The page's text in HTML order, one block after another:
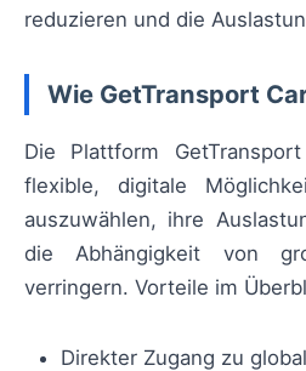
reduzieren und die
Wie GetTransport
Die Plattform
flexible, digitale
auszuwählen, ihre
die Abhängigkeit von
verringern. Vorteile im
Direkter Zugang zu